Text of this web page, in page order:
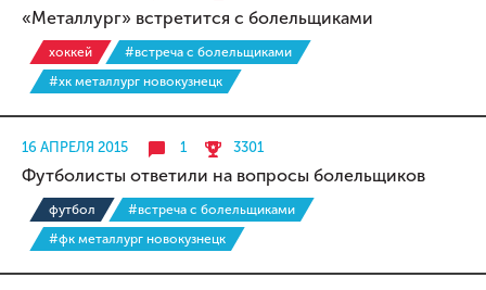
«Металлург» встретится с болельщиками
хоккей
#встреча с болельщиками
#хк металлург новокузнецк
16 АПРЕЛЯ 2015 1 3301
Футболисты ответили на вопросы болельщиков
футбол
#встреча с болельщиками
#фк металлург новокузнецк